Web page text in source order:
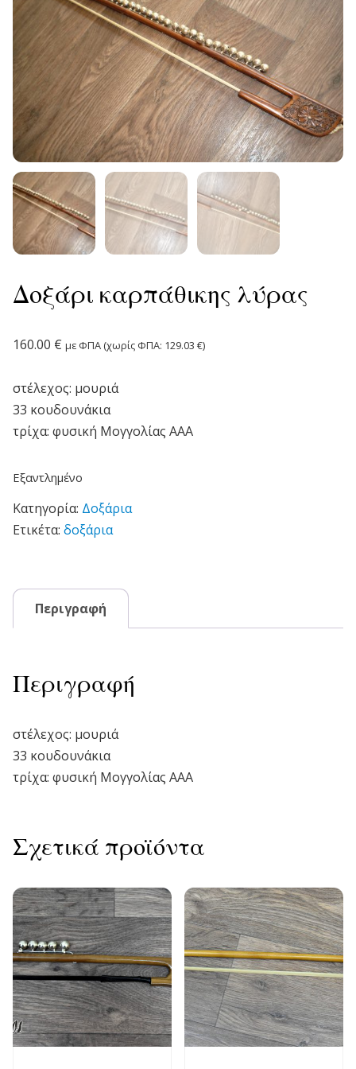
Δοξάρι καρπάθικης λύρας
160.00 € με ΦΠΑ (χωρίς ΦΠΑ: 129.03 €)
στέλεχος: μουριά
33 κουδουνάκια
τρίχα: φυσική Μογγολίας ΑΑΑ
Εξαντλημένο
Κατηγορία: Δοξάρια
Ετικέτα: δοξάρια
Περιγραφή
Περιγραφή
στέλεχος: μουριά
33 κουδουνάκια
τρίχα: φυσική Μογγολίας ΑΑΑ
Σχετικά προϊόντα